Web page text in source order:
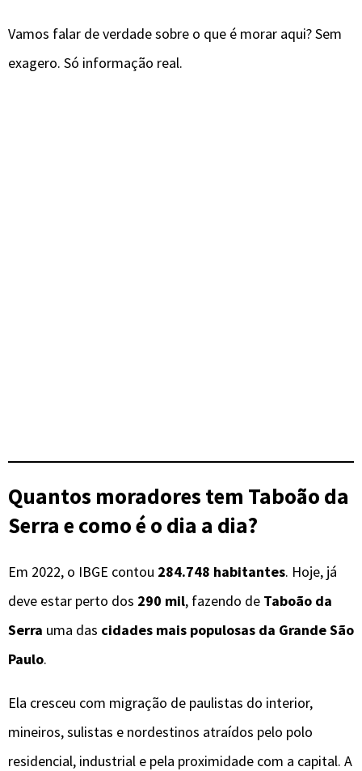
Vamos falar de verdade sobre o que é morar aqui? Sem
exagero. Só informação real.
Quantos moradores tem Taboão da
Serra e como é o dia a dia?
Em 2022, o IBGE contou 284.748 habitantes. Hoje, já
deve estar perto dos 290 mil, fazendo de Taboão da
Serra uma das cidades mais populosas da Grande São
Paulo.
Ela cresceu com migração de paulistas do interior,
mineiros, sulistas e nordestinos atraídos pelo polo
residencial, industrial e pela proximidade com a capital. A